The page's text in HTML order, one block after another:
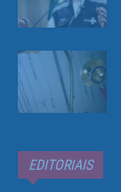
EDITORIAIS